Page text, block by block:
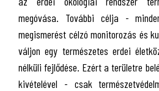
megóvása. További célja -
megismerést célzó monitorozás és
váljon egy természetes erdei
nélküli fejlődése. Ezért a területre
kivételével - csak